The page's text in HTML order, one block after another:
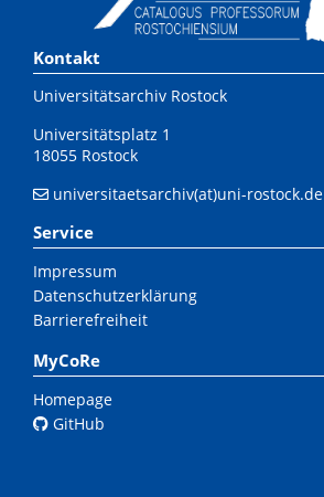
Kontakt
Universitätsarchiv Rostock
Universitätsplatz 1
18055 Rostock
universitaetsarchiv(at)uni-rostock.de
Service
Impressum
Datenschutzerklärung
Barrierefreiheit
MyCoRe
Homepage
GitHub